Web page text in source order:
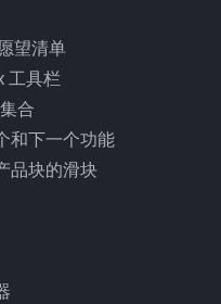
望清单
工具栏
合
和下一个功能
品块的滑块